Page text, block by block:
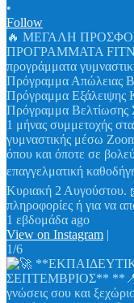
•
Follow
🔥 ΜΕΓΑΛΗ
ΠΡΟΓΡΑΜΜΑΤΑ
προγράμματα
Πρόγραμμα Απώλειας
Πρόγραμμα Εξάλειψης
Πρόγραμμα
1 μήνας συμμετοχής
γυμναστικής μέσω
όπου και όποτε σε
επαγγελματική
Κυριακή 2 Αυγούστου.
πληροφορίες ή για να
1 εβδομάδα ago
View on Instagram |
1/6